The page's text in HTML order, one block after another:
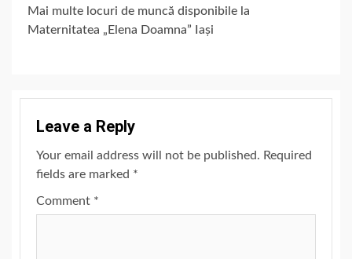
Mai multe locuri de muncă disponibile la
Maternitatea „Elena Doamna” Iași
Leave a Reply
Your email address will not be published. Required
fields are marked *
Comment *